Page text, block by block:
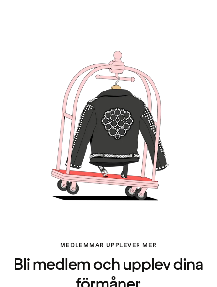
MEDLEMMAR UPPLEVER MER
Bli medlem och upplev dina